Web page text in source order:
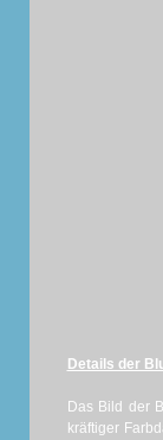
Details der
Das Bild der
kräftiger